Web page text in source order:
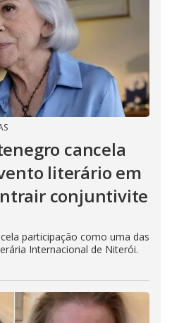
cancela
literário em
conjuntivite
participação como uma das
Internacional de Niterói.